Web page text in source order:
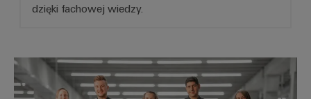
dzięki fachowej wiedzy.
Rozwiązania dla stanowisk pracy